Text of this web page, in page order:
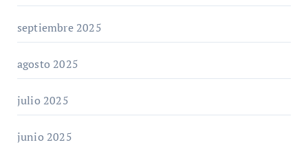
septiembre 2025
agosto 2025
julio 2025
junio 2025